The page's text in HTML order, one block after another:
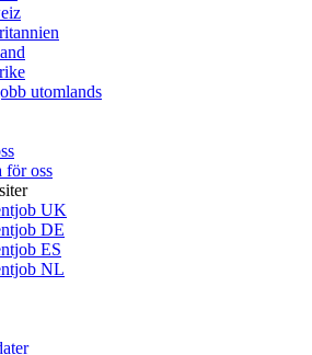
utomlands
för oss
UK
DE
ES
NL